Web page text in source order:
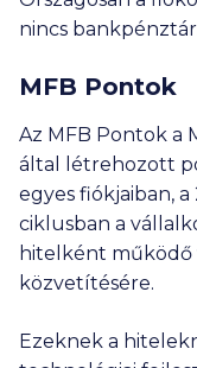
nincs
MFB Pontok
Az MFB Pontok a
által létrehozott
egyes fiókjaiban, a
ciklusban a
hitelként működő
közvetítésére.
Ezeknek a